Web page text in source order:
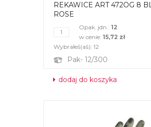
REKAWICE ART 472OG 8
ROSE
Opak. jdn.: 12
w cenie: 15,72 zł
Wybrałeś(aś): 12
Pak- 12/300
dodaj do koszyka